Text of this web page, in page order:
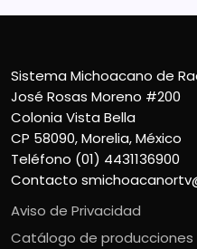
Sistema Michoacano de
José Rosas Moreno #200
Colonia Vista Bella
CP 58090, Morelia, México
Teléfono (01) 4431136900
Contacto
Aviso de Privacidad
Catálogo de producciones